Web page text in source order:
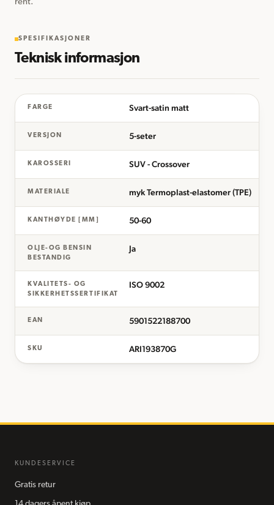
rent.
SPESIFIKASJONER
Teknisk informasjon
FARGE Svart-satin matt
VERSJON 5-seter
KAROSSERI SUV - Crossover
MATERIALE myk Termoplast-elastomer (TPE)
KANTHØYDE [MM] 50-60
OLJE-OG BENSIN
BESTANDIG
Ja
KVALITETS- OG
SIKKERHETSSERTIFIKAT
ISO 9002
EAN 5901522188700
SKU ARI193870G
KUNDESERVICE
Gratis retur